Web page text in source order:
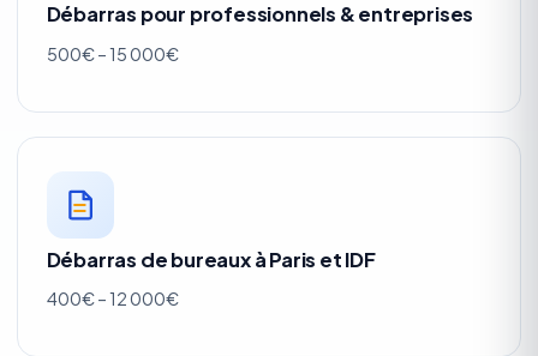
Débarras pour professionnels & entreprises
500€ – 15 000€
Débarras de bureaux à Paris et IDF
400€ – 12 000€